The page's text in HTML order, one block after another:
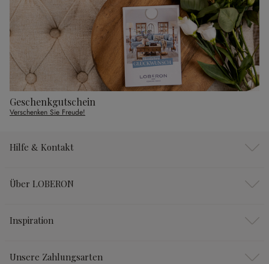
Geschenkgutschein
Verschenken Sie Freude!
Hilfe & Kontakt
Über LOBERON
Inspiration
Unsere Zahlungsarten